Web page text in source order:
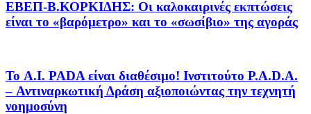
EΒΕΠ-Β.ΚΟΡΚΙΔΗΣ: Οι καλοκαιρινές εκπτώσεις
είναι το «βαρόμετρο» και το «σωσίβιο» της αγοράς
Το A.I. PADA είναι διαθέσιμο! Ινστιτούτο P.A.D.A.
– Αντιναρκωτική Δράση αξιοποιώντας την τεχνητή
νοημοσύνη